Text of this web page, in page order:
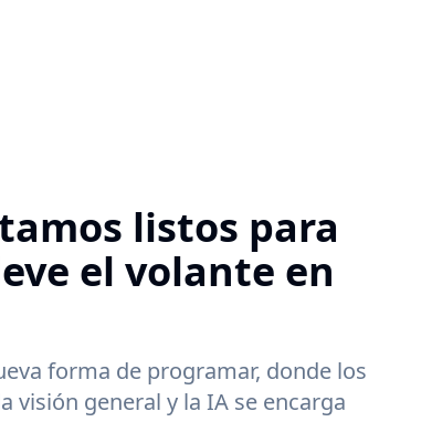
listos para
el volante en
forma de programar, donde los
visión general y la IA se encarga